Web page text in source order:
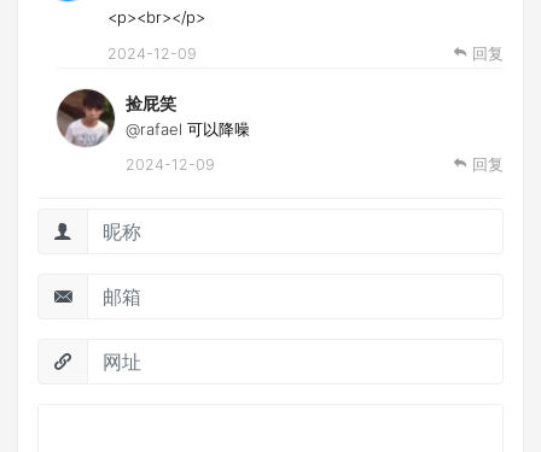
<p><br></p>
2024-12-09 回复
捡屁笑
@rafael 可以降噪
2024-12-09 回复